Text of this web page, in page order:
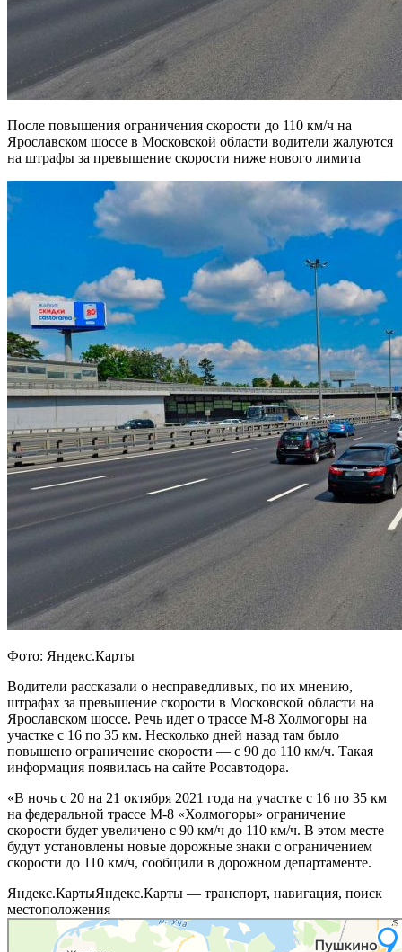
После повышения ограничения скорости до 110 км/ч на
Ярославском шоссе в Московской области водители жалуются
на штрафы за превышение скорости ниже нового лимита
Фото: Яндекс.Карты
Водители рассказали о несправедливых, по их мнению,
штрафах за превышение скорости в Московской области на
Ярославском шоссе. Речь идет о трассе М-8 Холмогоры на
участке с 16 по 35 км. Несколько дней назад там было
повышено ограничение скорости — с 90 до 110 км/ч. Такая
информация появилась на сайте Росавтодора.
«В ночь с 20 на 21 октября 2021 года на участке с 16 по 35 км
на федеральной трассе М-8 «Холмогоры» ограничение
скорости будет увеличено с 90 км/ч до 110 км/ч. В этом месте
будут установлены новые дорожные знаки с ограничением
скорости до 110 км/ч, сообщили в дорожном департаменте.
Яндекс.КартыЯндекс.Карты — транспорт, навигация, поиск
местоположения